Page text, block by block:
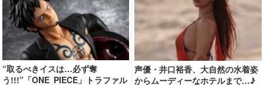
“取るべきイスは…必ず奪
う!!!”「ONE PIECE」トラファル
声優・井口裕香、大自然の水着姿
からムーディーなホテルまで…♪